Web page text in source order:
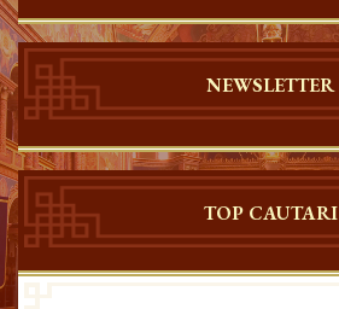
NEWSLETTER
TOP CAUTARI